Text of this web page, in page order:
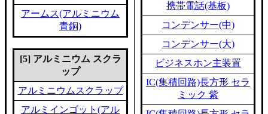
アームス(アルミニウム
青銅)
[5] アルミニウム スクラ
ップ
アルミニウムスクラップ
アルミインゴット(アル
携帯電話(基板)
コンデンサー(中)
コンデンサー(大)
ビジネスホン主装置
IC(集積回路)長方形 セラ
ミック 紫